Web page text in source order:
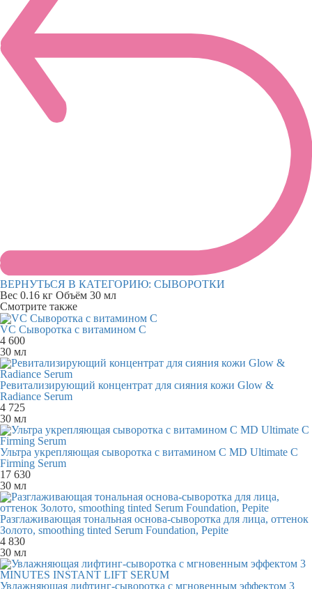
ВЕРНУТЬСЯ В КАТЕГОРИЮ: СЫВОРОТКИ
Вес 0.16 кг Объём 30 мл
Смотрите также
VC Сыворотка с витамином С
4 600
30 мл
Ревитализирующий концентрат для сияния кожи Glow &
Radiance Serum
4 725
30 мл
Ультра укрепляющая сыворотка с витамином С MD Ultimate C
Firming Serum
17 630
30 мл
Разглаживающая тональная основа-сыворотка для лица, оттенок
Золото, smoothing tinted Serum Foundation, Pepite
4 830
30 мл
Увлажняющая лифтинг-сыворотка с мгновенным эффектом 3